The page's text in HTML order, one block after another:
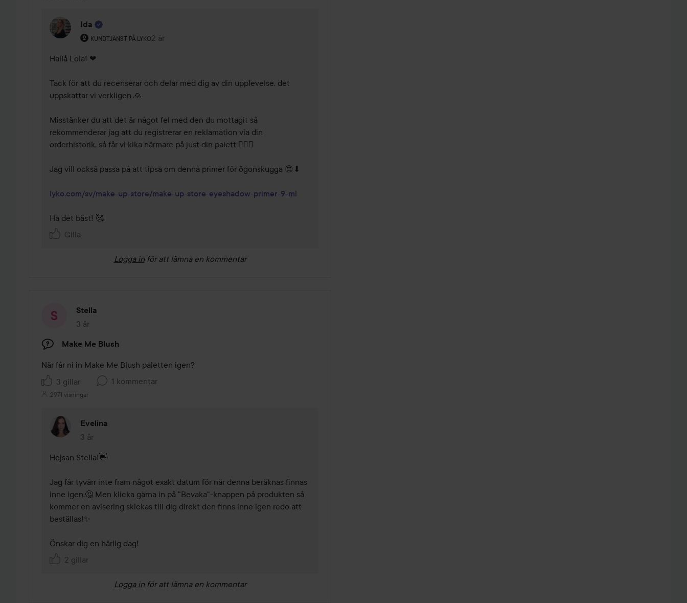
Ida
KUNDTJÄNST PÅ LYKO
Användarens roll: Kundtjänst på Lyko.
2 år
Kommentaren lades 2 år
Hallå Lola! ❤
Tack för att du recenserar och delar med dig av din upplevelse, det
uppskattar vi verkligen 🙏
Misstänker du att det är något fel med den du mottagit så
rekommenderar jag att du registrerar en reklamation via din
orderhistorik, så får vi kika närmare på just din palett 🕵️‍♀️🤍
Jag vill också passa på att tipsa om denna primer för ögonskugga 😍⬇
lyko.com/sv/make-up-store/make-up-store-eyeshadow-primer-9-ml
Ha det bäst! 🥰
Gilla
Logga in för att lämna en kommentar
Stella
3 år
Inlägget skapades 3 år
Make Me Blush
När får ni in Make Me Blush paletten igen?
3 gillar
1 kommentar
2971 visningar
Evelina
3 år
Kommentaren lades 3 år
Hejsan Stella!👋
Jag får tyvärr inte fram något exakt datum för när denna beräknas finnas
inne igen.🤔 Men klicka gärna in på "Bevaka"-knappen på produkten så
kommer en avisering skickas till dig direkt den finns inne igen redo att
beställas!✨
Önskar dig en härlig dag!
2 gillar
Logga in för att lämna en kommentar